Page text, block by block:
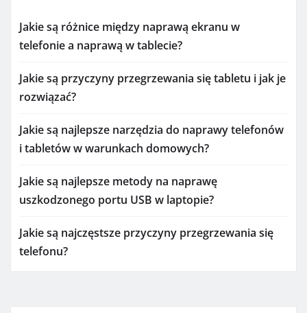
Jakie są różnice między naprawą ekranu w
telefonie a naprawą w tablecie?
Jakie są przyczyny przegrzewania się tabletu i jak je
rozwiązać?
Jakie są najlepsze narzędzia do naprawy telefonów
i tabletów w warunkach domowych?
Jakie są najlepsze metody na naprawę
uszkodzonego portu USB w laptopie?
Jakie są najczęstsze przyczyny przegrzewania się
telefonu?